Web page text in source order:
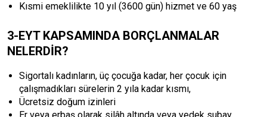
Kısmi emeklilikte 10 yıl (3600 gün) hizmet ve 60 yaş
3-EYT KAPSAMINDA BORÇLANMALAR
NELERDİR?
Sigortalı kadınların, üç çocuğa kadar, her çocuk için
çalışmadıkları sürelerin 2 yıla kadar kısmı,
Ücretsiz doğum izinleri